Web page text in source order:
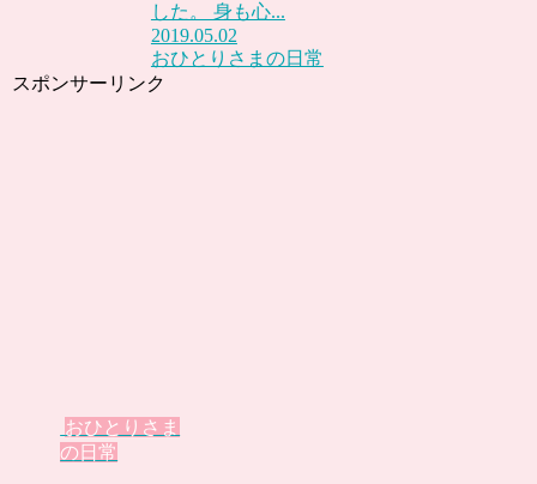
した。 身も心...
2019.05.02
おひとりさまの日常
スポンサーリンク
おひとりさま
の日常